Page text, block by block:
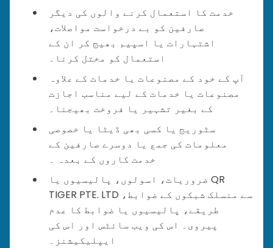
خدمت کا استعمال کرنے والوں کی دیگر
صارفین کو بے درخواست مواصلات،
اشتہارات یا اسپیم بھیج کر ان کے
استعمال کو مختل کرنا۔
آپ کے خود کے مصنوعات یا خدمات کے علاوہ
مصنوعات یا خدمات کے لیے مناسب اجازت
کے بغیر تشہیر یا فروخت بھیجنا۔
سٹوریج یا کسی بھی ڈیٹا یا خصوصی
معلومات کی جمع یا دوسرے صارفین کے
خدمت کاروں کے بعدہ ۔
ضروریات، اسولوں، پالیسیوں یا QR
TIGER PTE. LTD سے منسلک شبکوں کے ضوابط،
طریقے، پالیسیوں یا ضوابط کا عدم
پیروی۔ اس کی ویب سائٹس اور اس کی
ایپلیکیشنز۔